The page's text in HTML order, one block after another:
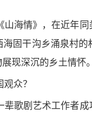
山海情》，在近年
固干沟乡涌泉村
现深沉的乡土情怀。
众？
歌剧艺术工作者